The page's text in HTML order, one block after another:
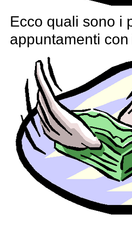
Ecco quali sono i
appuntamenti